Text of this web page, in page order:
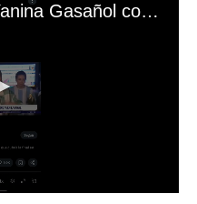
El mal momento de Yanina Gasañol con un hincha argentino en "Subrayado"